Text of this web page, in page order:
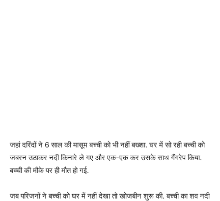
जहां दरिंदों ने 6 साल की मासूम बच्ची को भी नहीं बख्शा. घर में सो रही बच्ची को
जबरन उठाकर नदी किनारे ले गए और एक-एक कर उसके साथ गैंगरेप किया.
बच्ची की मौके पर ही मौत हो गई.
जब परिजनों ने बच्ची को घर में नहीं देखा तो खोजबीन शुरू की. बच्ची का शव नदी